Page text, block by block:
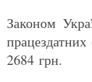
Законом
2684 грн.